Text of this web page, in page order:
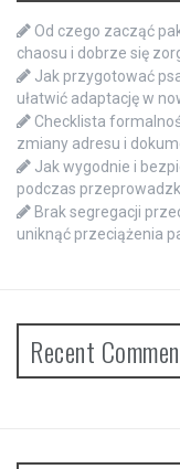
Od czego zacząć
chaosu i dobrze się
Jak przygotować
ułatwić adaptację w
Checklista
zmiany adresu i
Jak wygodnie i
podczas
Brak segregacji
uniknąć przeciążenia
Recent